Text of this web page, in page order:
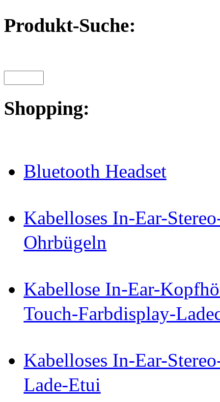
Produkt-Suche:
Shopping:
Bluetooth Headset
Kabelloses In-Ear-
Ohrbügeln
Kabellose In-Ear-
Touch-Farbdisplay-
Kabelloses In-Ear-
Lade-Etui